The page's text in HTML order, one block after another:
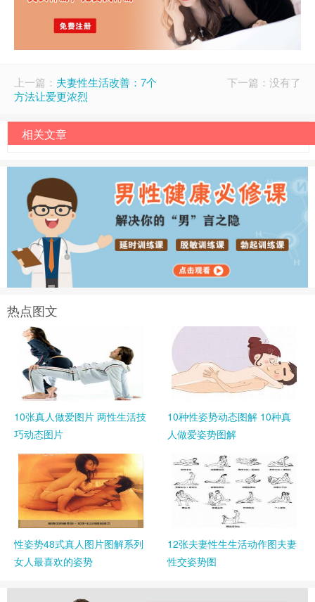
上一篇： 夫妻性生活改善：7个
方法让爱更浓烈
下一篇：没有了
相关文章
热点图文
10张真人做爱图片 两性生活技
巧动态图片
10种性姿势动态图解 10种真
人做爱姿势图解
性姿势48式真人图片图解系列
女人最喜欢的姿势
12张夫妻性生生活动作图夫妻
性交姿势图